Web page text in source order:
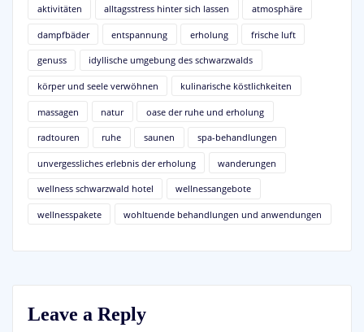
aktivitäten alltagsstress hinter sich lassen atmosphäre
dampfbäder entspannung erholung frische luft
genuss idyllische umgebung des schwarzwalds
körper und seele verwöhnen kulinarische köstlichkeiten
massagen natur oase der ruhe und erholung
radtouren ruhe saunen spa-behandlungen
unvergessliches erlebnis der erholung wanderungen
wellness schwarzwald hotel wellnessangebote
wellnesspakete wohltuende behandlungen und anwendungen
Leave a Reply